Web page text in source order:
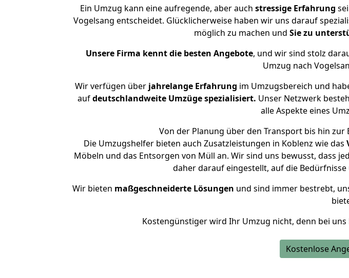
Ein Umzug kann eine aufregende, aber auch stressige Erfahrung
Vogelsang entscheidet. Glücklicherweise haben wir uns darauf
möglich zu machen und Sie zu
Unsere Firma kennt die besten Angebote, und wir sind stolz
Umzug nach
Wir verfügen überjahrelange Erfahrung im Umzugsbereich und
aufdeutschlandweite Umzüge spezialisiert. Unser Netzwerk
alle Aspekte eines
Von der Planung über den Transport bis hin
Die Umzugshelfer bieten auch Zusatzleistungen in Koblenz wie das
Möbeln und das Entsorgen von Müll an. Wir sind uns bewusst, dass
daher darauf eingestellt, auf die
Wir bieten maßgeschneiderte Lösungen und sind immer bestrebt,
Kostengünstiger wird Ihr Umzug nicht, denn bei uns
Kostenlose